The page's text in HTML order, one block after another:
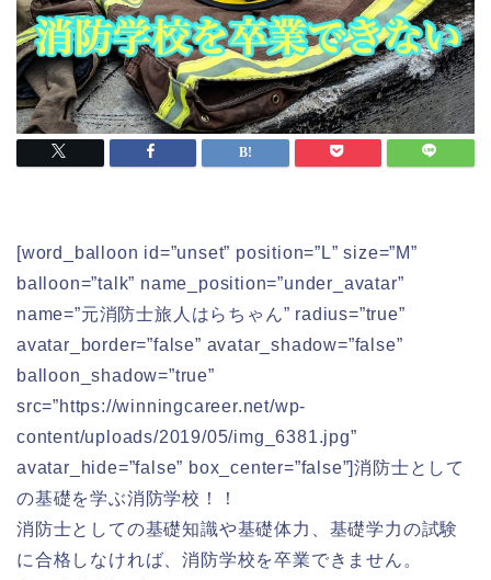
[word_balloon id=”unset” position=”L” size=”M”
balloon=”talk” name_position=”under_avatar”
name=”元消防士旅人はらちゃん” radius=”true”
avatar_border=”false” avatar_shadow=”false”
balloon_shadow=”true”
src=”https://winningcareer.net/wp-
content/uploads/2019/05/img_6381.jpg”
avatar_hide=”false” box_center=”false”]消防士として
の基礎を学ぶ消防学校！！
消防士としての基礎知識や基礎体力、基礎学力の試験
に合格しなければ、消防学校を卒業できません。